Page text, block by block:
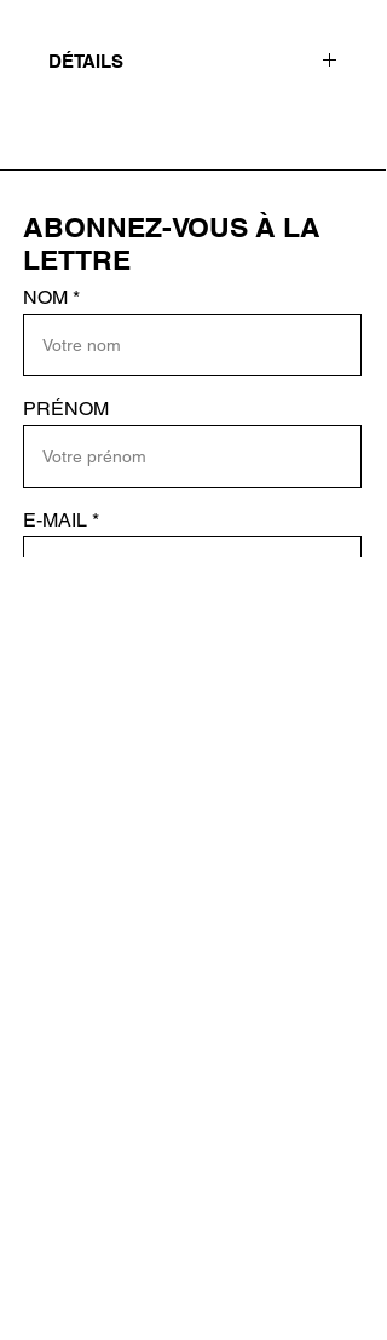
DÉTAILS
Format : 60 x 80 cm | Livrée non
encadré
ABONNEZ-VOUS À LA
LETTRE
NOM
PRÉNOM
E-MAIL